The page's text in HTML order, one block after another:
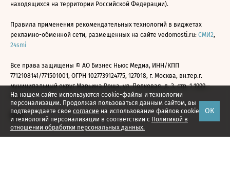
На нашем сайте используются cookie-файлы и технологии
персонализации. Продолжая пользоваться данным сайтом, вы
подтверждаете свое согласие на использование файлов cookie
и технологий персонализации в соответствии с Политикой в
отношении обработки персональных данных.
ОК
находящихся на территории Российской Федерации).
Правила применения рекомендательных технологий в виджетах
рекламно-обменной сети, размещенных на сайте vedomosti.ru: СМИ2,
24smi
Все права защищены © АО Бизнес Ньюс Медиа, ИНН/КПП
7712108141/771501001, ОГРН 1027739124775, 127018, г. Москва, вн.тер.г.
муниципальный округ Марьина Роща, ул. Полковая, д. 3, стр. 1 1999—
2026